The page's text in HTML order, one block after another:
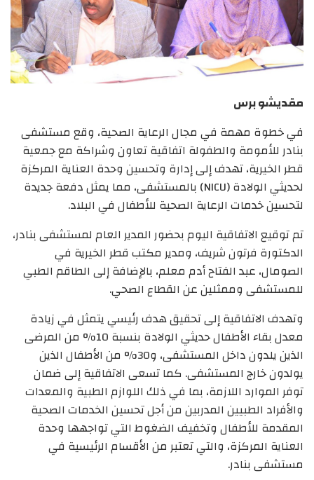
مقديشو برس
في خطوة مهمة في مجال الرعاية الصحية، وقع مستشفى
بنادر للأمومة والطفولة اتفاقية تعاون وشراكة مع جمعية
قطر الخيرية، تهدف إلى إدارة وتحسين وحدة العناية المركزة
لحديثي الولادة (NICU) بالمستشفى، مما يمثل دفعة جديدة
لتحسين خدمات الرعاية الصحية للأطفال في البلاد.
تم توقيع الاتفاقية اليوم بحضور المدير العام لمستشفى بنادر،
الدكتورة فرتون شريف، ومدير مكتب قطر الخيرية في
الصومال، عبد الفتاح أدم معلم، بالإضافة إلى الطاقم الطبي
للمستشفى وممثلين عن القطاع الصحي.
وتهدف الاتفاقية إلى تحقيق هدف رئيسي يتمثل في زيادة
معدل بقاء الأطفال حديثي الولادة بنسبة 10% من المرضى
الذين يلدون داخل المستشفى، و30% من الأطفال الذين
يولدون خارج المستشفى. كما تسعى الاتفاقية إلى ضمان
توفر الموارد اللازمة، بما في ذلك اللوازم الطبية والمعدات
والأفراد الطبيين المدربين من أجل تحسين الخدمات الصحية
المقدمة للأطفال وتخفيف الضغوط التي تواجهها وحدة
العناية المركزة، والتي تعتبر من الأقسام الرئيسية في
مستشفى بنادر.